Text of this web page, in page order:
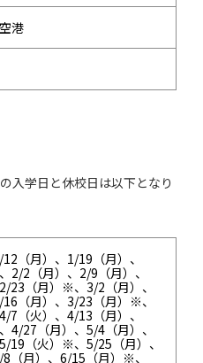
港
入学日と休校日は以下となり
（月）、1/19（月）、
2/2（月）、2/9（月）、
23（月）※、3/2（月）、
（月）、3/23（月）※、
7（火）、4/13（月）、
4/27（月）、5/4（月）、
19（火）※、5/25（月）、
（月）、6/15（月）※、